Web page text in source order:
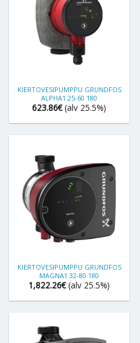
KIERTOVESIPUMPPU GRUNDFOS
ALPHA1 25-60 180
623.86€ (alv 25.5%)
KIERTOVESIPUMPPU GRUNDFOS
MAGNA1 32-80 180
1,822.26€ (alv 25.5%)